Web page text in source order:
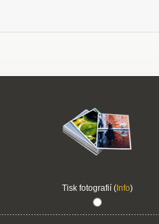
Tisk fotografií (Info)